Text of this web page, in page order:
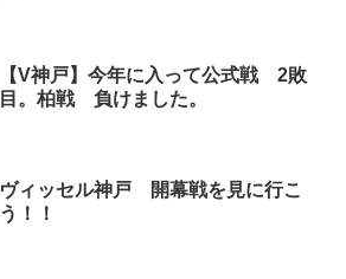
【V神戸】今年に入って公式戦 2敗
目。柏戦 負けました。
ヴィッセル神戸 開幕戦を見に行こ
う！！